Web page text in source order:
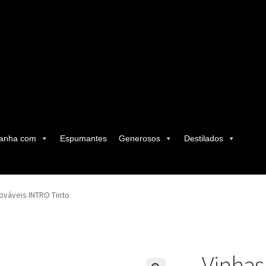
com Espumantes Generosos Destilados
INTRO Tinto